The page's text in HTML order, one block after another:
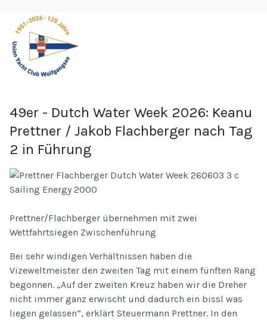
49er - Dutch Water Week 2026: Keanu
Prettner / Jakob Flachberger nach Tag
2 in Führung
Prettner/Flachberger übernehmen mit zwei
Wettfahrtsiegen Zwischenführung
Bei sehr windigen Verhältnissen haben die
Vizeweltmeister den zweiten Tag mit einem fünften Rang
begonnen. „Auf der zweiten Kreuz haben wir die Dreher
nicht immer ganz erwischt und dadurch ein bissl was
liegen gelassen“, erklärt Steuermann Prettner. In den